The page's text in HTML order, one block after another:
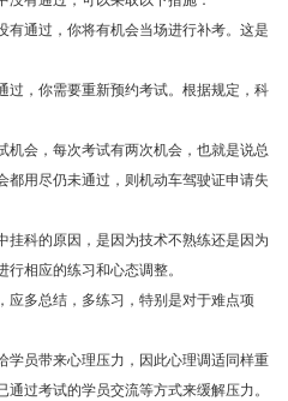
有通过，你将有机会当场进行补考。这是
过，你需要重新预约考试。根据规定，科
机会，每次考试有两次机会，也就是说总
都用尽仍未通过，则机动车驾驶证申请失
挂科的原因，是因为技术不熟练还是因为
相应的练习和心态调整。
应多总结，多练习，特别是对于难点项
学员带来心理压力，因此心理调适同样重
过考试的学员交流等方式来缓解压力。